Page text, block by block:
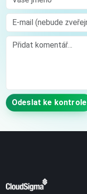
E-mail (nebude zveřejněn)
Comment
Odeslat ke kontrole